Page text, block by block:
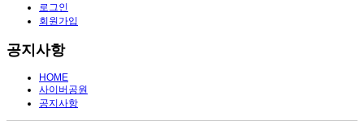
로그인
회원가입
공지사항
HOME
사이버공원
공지사항